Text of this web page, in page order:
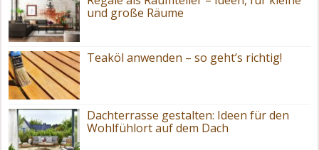
und große Räume
Teaköl anwenden – so geht’s richtig!
Dachterrasse gestalten: Ideen für den
Wohlfühlort auf dem Dach